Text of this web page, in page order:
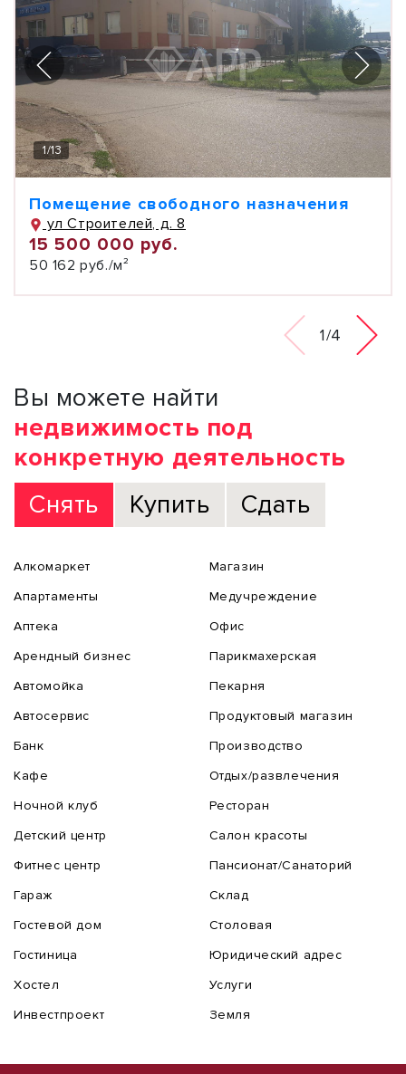
1/13
Помещение свободного назначения
ул Строителей, д. 8
15 500 000 руб.
50 162 руб./м²
1/4
Вы можете найти
недвижимость под
конкретную деятельность
Снять
Купить Сдать
Алкомаркет
Апартаменты
Аптека
Арендный бизнес
Автомойка
Автосервис
Банк
Кафе
Ночной клуб
Детский центр
Фитнес центр
Гараж
Гостевой дом
Гостиница
Хостел
Инвестпроект
Магазин
Медучреждение
Офис
Парикмахерская
Пекарня
Продуктовый магазин
Производство
Отдых/развлечения
Ресторан
Салон красоты
Пансионат/Санаторий
Склад
Столовая
Юридический адрес
Услуги
Земля